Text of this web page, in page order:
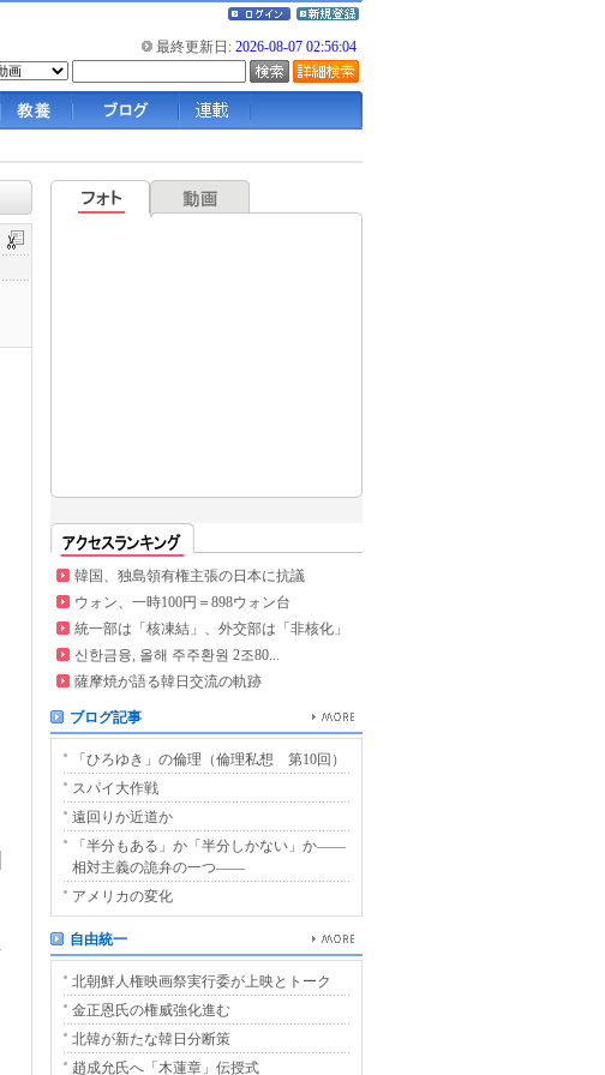
最終更新日: 2026-08-07 02:56:04
韓国、独島領有権主張の日本に抗議
ウォン、一時100円＝898ウォン台
統一部は「核凍結」、外交部は「非核化」
신한금융, 올해 주주환원 2조80...
薩摩焼が語る韓日交流の軌跡
ブログ記事
「ひろゆき」の倫理（倫理私想 第10回）
スパイ大作戦
遠回りか近道か
「半分もある」か「半分しかない」か――
相対主義の詭弁の一つ――
アメリカの変化
自由統一
北朝鮮人権映画祭実行委が上映とトーク
金正恩氏の権威強化進む
北韓が新たな韓日分断策
趙成允氏へ「木蓮章」伝授式